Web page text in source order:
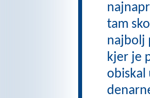
tam
najbolj
kjer je
obiskal